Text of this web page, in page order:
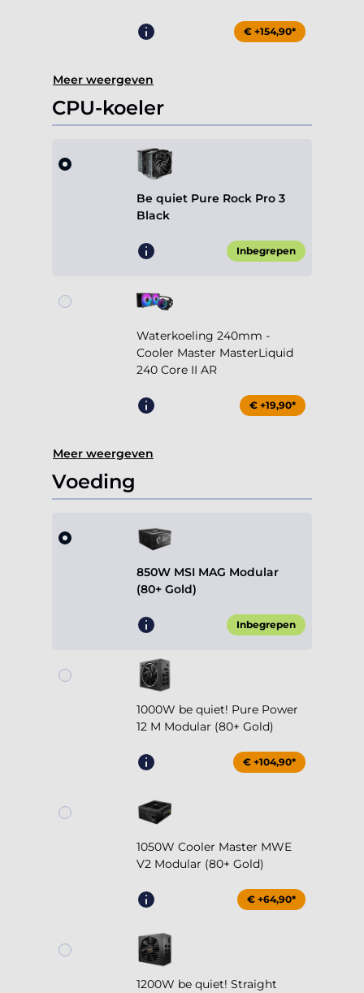
€ +154,90*
Meer weergeven
CPU-koeler
Be quiet Pure Rock Pro 3
Black
Inbegrepen
Waterkoeling 240mm -
Cooler Master MasterLiquid
240 Core II AR
€ +19,90*
Meer weergeven
Voeding
850W MSI MAG Modular
(80+ Gold)
Inbegrepen
1000W be quiet! Pure Power
12 M Modular (80+ Gold)
€ +104,90*
1050W Cooler Master MWE
V2 Modular (80+ Gold)
€ +64,90*
1200W be quiet! Straight